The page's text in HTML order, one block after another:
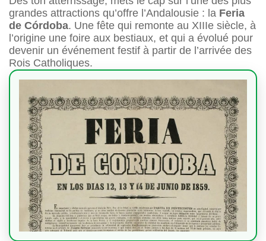
grandes attractions qu’offre l’Andalousie : la Feria
de Córdoba. Une fête qui remonte au XIIIe siècle, à
l’origine une foire aux bestiaux, et qui a évolué pour
devenir un événement festif à partir de l’arrivée des
Rois Catholiques.